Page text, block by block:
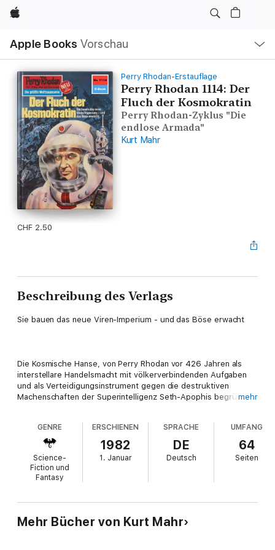
Apple
Apple Books Vorschau
Navigation
Menü
öffnen
Perry Rhodan-Erstauflage
Perry Rhodan 1114: Der
Fluch der Kosmokratin
Perry Rhodan-Zyklus "Die
endlose Armada"
Kurt Mahr
CHF 2.50
Beschreibung des Verlags
Sie bauen das neue Viren-Imperium - und das Böse erwacht
Die Kosmische Hanse, von Perry Rhodan vor 426 Jahren als
interstellare Handelsmacht mit völkerverbindenden Aufgaben
und als Verteidigungsinstrument gegen die destruktiven
Machenschaften der Superintelligenz Seth-Apophis begründet,
Doch die nächste Bedrohung folgt auf dem Fuß. Schauplatz ist
der Frostrubin, wo Perry Rhodan mit seiner aus 20.000
Einheiten bestehenden Galaktischen Flotte auf die Endlose
Armada trifft, die Millionen und Abermillionen Schiffe zählt.
beschreiten, der noch offen bleibt: den Weg durch den
Frostrubin.
mehr
GENRE
Science-
Fiction und
Fantasy
ERSCHIENEN
1982
1. Januar
SPRACHE
DE
Deutsch
UMFANG
64
Seiten
Mehr Bücher von Kurt Mahr